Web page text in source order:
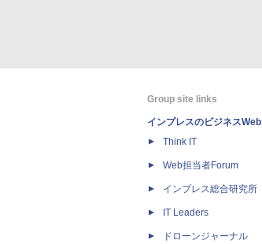
Group site links
インプレスのビジネスWeb
Think IT
Web担当者Forum
インプレス総合研究所
IT Leaders
ドローンジャーナル